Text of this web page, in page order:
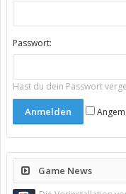
Passwort:
Hast du dein Passwort
Game News